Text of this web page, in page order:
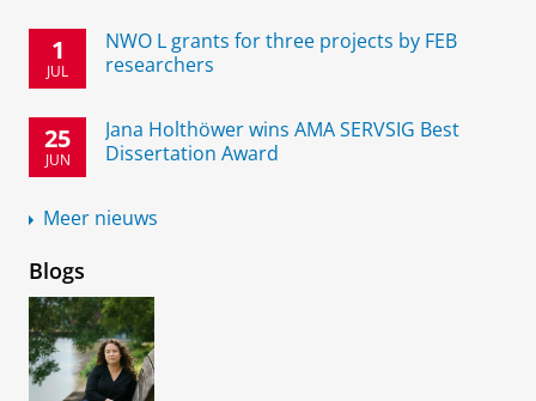
1
JUL
NWO L grants for three projects by FEB
researchers
25
JUN
Jana Holthöwer wins AMA SERVSIG Best
Dissertation Award
Meer nieuws
Blogs